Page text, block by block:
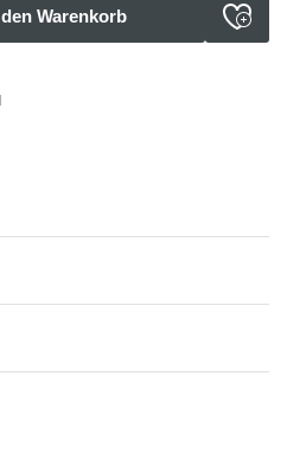
Warenkorb